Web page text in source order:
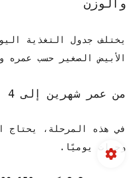
والوزن
يختلف جدول التغذية
الأبيض الصغير حسب عمره
من عمر شهرين إلى 4 أشهر
وجبات يوميًا.